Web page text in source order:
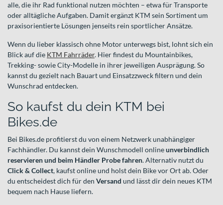
alle, die ihr Rad funktional nutzen möchten – etwa für Transporte
oder alltägliche Aufgaben. Damit ergänzt KTM sein Sortiment um
praxisorientierte Lösungen jenseits rein sportlicher Ansätze.
Wenn du lieber klassisch ohne Motor unterwegs bist, lohnt sich ein
Blick auf die KTM Fahrräder. Hier findest du Mountainbikes,
Trekking- sowie City-Modelle in ihrer jeweiligen Ausprägung. So
kannst du gezielt nach Bauart und Einsatzzweck filtern und dein
Wunschrad entdecken.
So kaufst du dein KTM bei
Bikes.de
Bei Bikes.de profitierst du von einem Netzwerk unabhängiger
Fachhändler. Du kannst dein Wunschmodell onlineunverbindlich
reservieren und beim Händler Probe fahren. Alternativ nutzt du
Click & Collect, kaufst online und holst dein Bike vor Ort ab. Oder
du entscheidest dich für den Versand und lässt dir dein neues KTM
bequem nach Hause liefern.